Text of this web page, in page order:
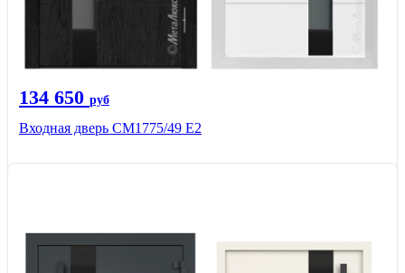
134 650 руб
Входная дверь СМ1775/49 Е2